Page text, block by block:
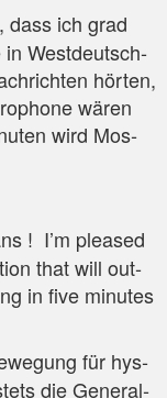
dass ich grad
in West­deutsch­
hör­ten,
wären
wird Mos­
! I’m plea­sed
that will out­
in five minu­tes
für hys­
die Gene­ral­